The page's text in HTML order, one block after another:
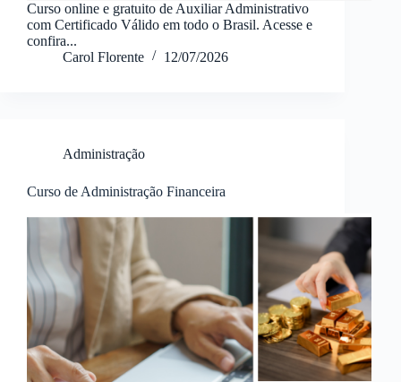
Curso online e gratuito de Auxiliar Administrativo
com Certificado Válido em todo o Brasil. Acesse e
confira...
Carol Florente
12/07/2026
Administração
Curso de Administração Financeira